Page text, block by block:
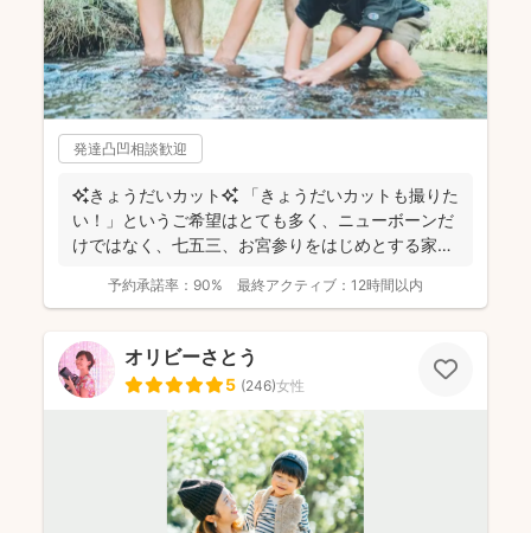
発達凸凹相談歓迎
✨きょうだいカット✨ 「きょうだいカットも撮りた
い！」というご希望はとても多く、ニューボーンだ
けではなく、七五三、お宮参りをはじめとする家族
予約承諾率： 90% 最終アクティブ： 12時間以内
オリビーさとう
5 (246)女性